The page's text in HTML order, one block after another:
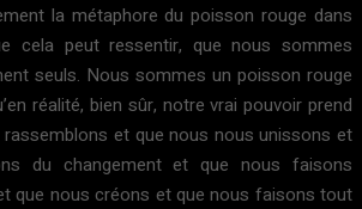
la métaphore du poisson rouge dans
cela peut ressentir, que nous sommes
seuls. Nous sommes un poisson rouge
réalité, bien sûr, notre vrai pouvoir prend
et que nous nous unissons et
du changement et que nous faisons
que nous créons et que nous faisons tout